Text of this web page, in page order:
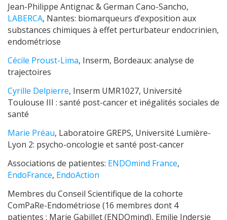
Jean-Philippe Antignac & German Cano-Sancho,
LABERCA, Nantes: biomarqueurs d’exposition aux
substances chimiques à effet perturbateur endocrinien,
endométriose
Cécile Proust-Lima, Inserm, Bordeaux: analyse de
trajectoires
Cyrille Delpierre, Inserm UMR1027, Université
Toulouse III : santé post-cancer et inégalités sociales de
santé
Marie Préau, Laboratoire GREPS, Université Lumière-
Lyon 2: psycho-oncologie et santé post-cancer
Associations de patientes: ENDOmind France,
EndoFrance, EndoAction
Membres du Conseil Scientifique de la cohorte
ComPaRe-Endométriose (16 membres dont 4
patientes : Marie Gabillet (ENDOmind), Emilie Indersie